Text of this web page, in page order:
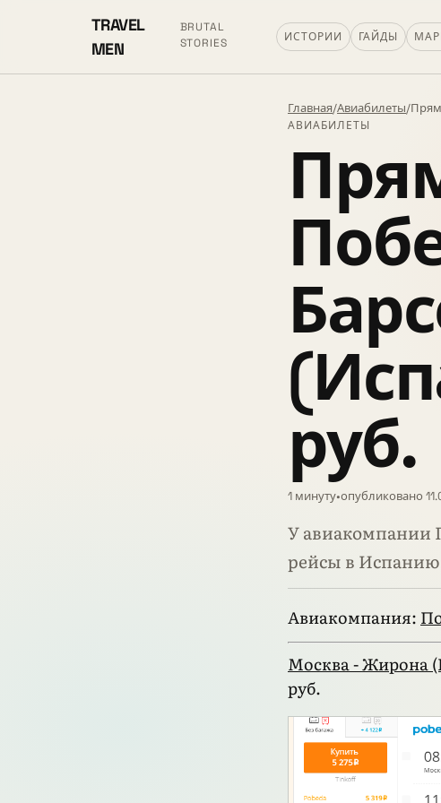
TRAVEL
MEN
BRUTAL
STORIES
ИСТОРИИ ГАЙДЫ
Главная/Авиабилеты/
АВИАБИЛЕТЫ
руб.
1 минуту•опубликовано
У авиакомпании
рейсы в
Авиакомпания:
Москва - Жирона
руб.